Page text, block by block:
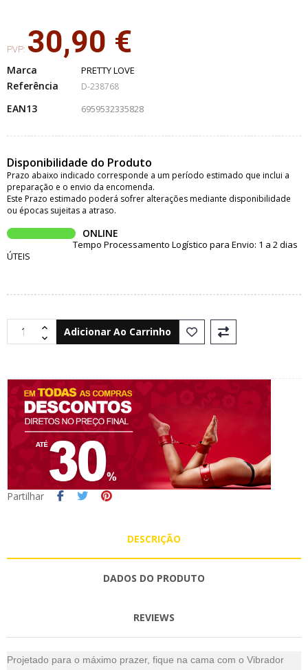
PVP: 30,90 €
Marca PRETTY LOVE
Referência D-238768
EAN13 6959532335828
Disponibilidade do Produto
Prazo abaixo indicado corresponde a um período estimado que inclui a
preparação e o envio da encomenda.
Este Prazo estimado poderá sofrer alterações mediante disponibilidade
ou épocas sujeitas a atraso.
ONLINE
Tempo Processamento Logístico para Envio: 1 a 2 dias
ÚTEIS
Adicionar Ao Carrinho
Partilhar
DESCRIÇÃO
DADOS DO PRODUTO
REVIEWS
Projetado para o máximo prazer, fique na cama com o Vibrador